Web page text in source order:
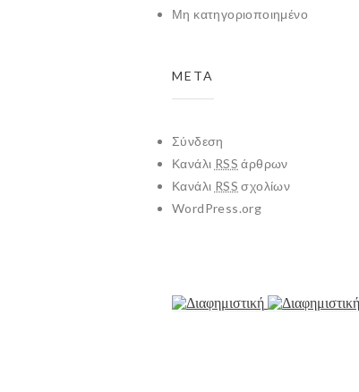
Μη κατηγοριοποιημένο
META
Σύνδεση
Κανάλι RSS άρθρων
Κανάλι RSS σχολίων
WordPress.org